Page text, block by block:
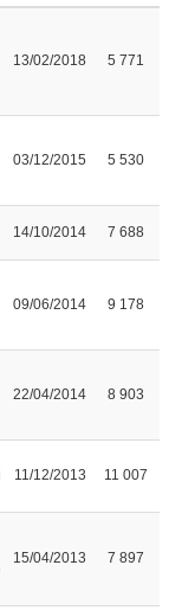
13/02/2018 5 771
03/12/2015 5 530
14/10/2014 7 688
09/06/2014 9 178
22/04/2014 8 903
11/12/2013 11 007
15/04/2013 7 897